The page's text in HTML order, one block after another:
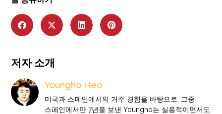
저자 소개
Youngho Heo
미국과 스페인에서의 거주 경험을 바탕으로, 그중
스페인에서만 7년을 보낸 Youngho는 실용적이면서도